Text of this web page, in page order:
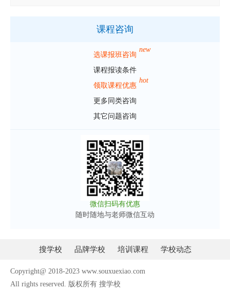
课程咨询
选课报班咨询
new
课程报读条件
领取课程优惠
hot
更多同类咨询
其它问题咨询
微信扫码有优惠
随时随地与老师微信互动
搜学校 品牌学校 培训课程 学校动态
Copyright@ 2018-2023 www.souxuexiao.com
All rights reserved. 版权所有 搜学校